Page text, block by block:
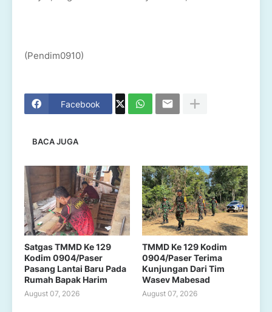
(Pendim0910)
Facebook
BACA JUGA
Satgas TMMD Ke 129
Kodim 0904/Paser
Pasang Lantai Baru Pada
Rumah Bapak Harim
August 07, 2026
TMMD Ke 129 Kodim
0904/Paser Terima
Kunjungan Dari Tim
Wasev Mabesad
August 07, 2026